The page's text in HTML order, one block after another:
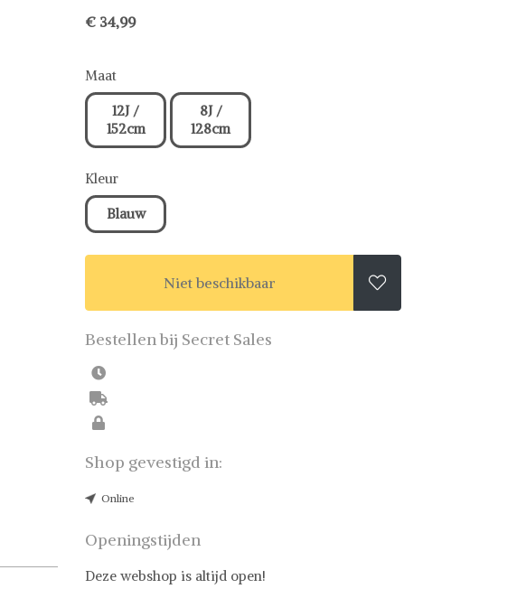
€ 34,99
Maat
12J /
152cm
8J /
128cm
Kleur
Blauw
Niet beschikbaar 
Bestellen bij Secret Sales
Shop gevestigd in:
Online
Openingstijden
Deze webshop is altijd open!